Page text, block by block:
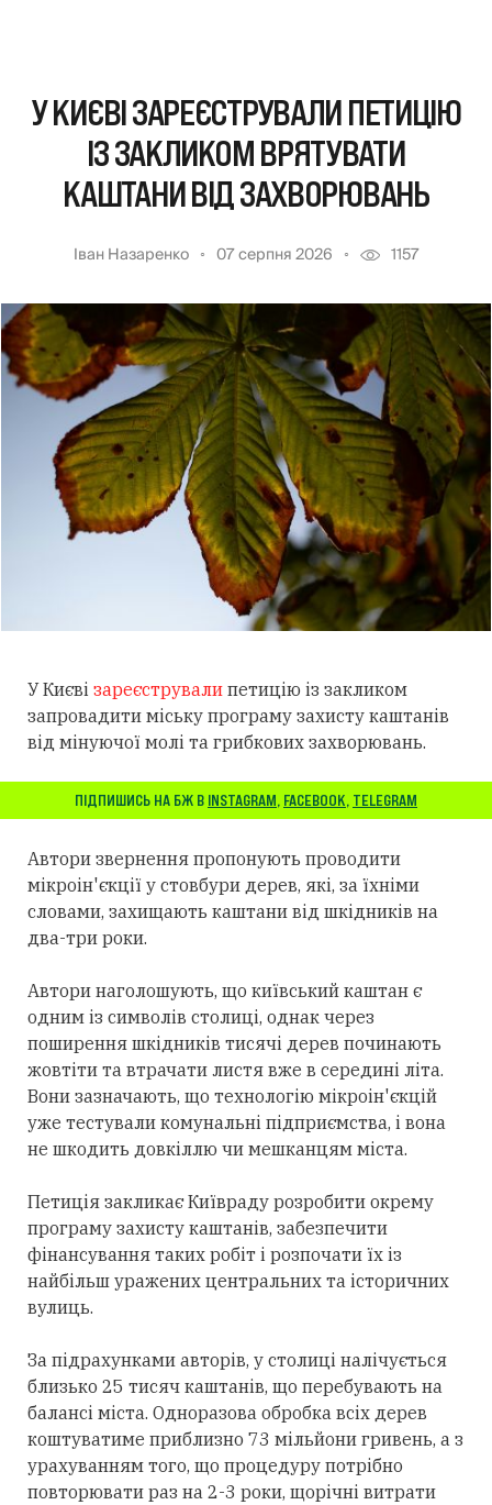
У КИЄВІ ЗАРЕЄСТРУВАЛИ ПЕТИЦІЮ
ІЗ ЗАКЛИКОМ ВРЯТУВАТИ
КАШТАНИ ВІД ЗАХВОРЮВАНЬ
Іван Назаренко 07 серпня 2026 1157
У Києві зареєстрували петицію із закликом
запровадити міську програму захисту каштанів
від мінуючої молі та грибкових захворювань.
ПІДПИШИСЬ НА БЖ В INSTAGRAM, FACEBOOK, TELEGRAM
Автори звернення пропонують проводити
мікроін'єкції у стовбури дерев, які, за їхніми
словами, захищають каштани від шкідників на
два-три роки.
Автори наголошують, що київський каштан є
одним із символів столиці, однак через
поширення шкідників тисячі дерев починають
жовтіти та втрачати листя вже в середині літа.
Вони зазначають, що технологію мікроін'єкцій
уже тестували комунальні підприємства, і вона
не шкодить довкіллю чи мешканцям міста.
Петиція закликає Київраду розробити окрему
програму захисту каштанів, забезпечити
фінансування таких робіт і розпочати їх із
найбільш уражених центральних та історичних
вулиць.
За підрахунками авторів, у столиці налічується
близько 25 тисяч каштанів, що перебувають на
балансі міста. Одноразова обробка всіх дерев
коштуватиме приблизно 73 мільйони гривень, а з
урахуванням того, що процедуру потрібно
повторювати раз на 2-3 роки, щорічні витрати